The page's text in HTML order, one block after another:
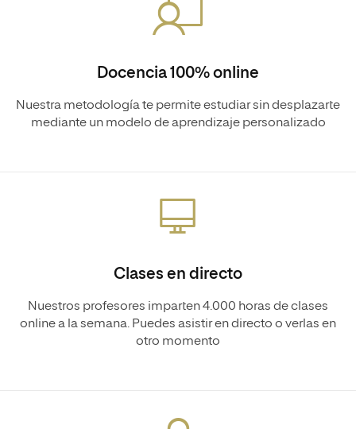
Docencia 100% online
Nuestra metodología te permite estudiar sin desplazarte
mediante un modelo de aprendizaje personalizado
Clases en directo
Nuestros profesores imparten 4.000 horas de clases
online a la semana. Puedes asistir en directo o verlas en
otro momento